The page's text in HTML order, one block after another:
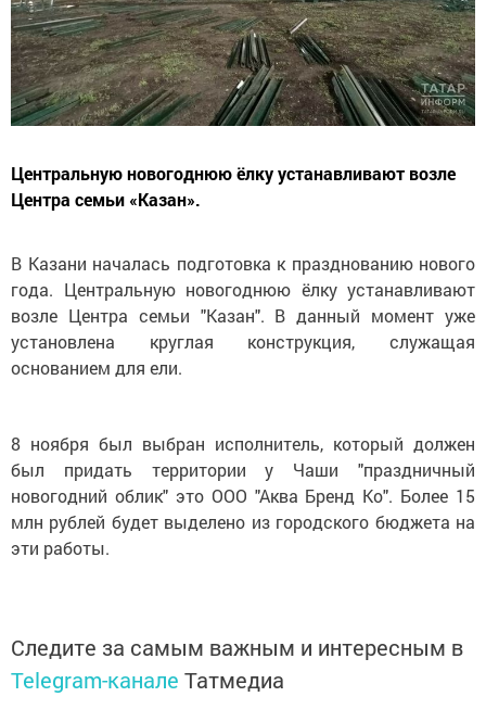
Центральную новогоднюю ёлку устанавливают возле
Центра семьи «Казан».
В Казани началась подготовка к празднованию нового
года. Центральную новогоднюю ёлку устанавливают
возле Центра семьи "Казан". В данный момент уже
установлена круглая конструкция, служащая
основанием для ели.
8 ноября был выбран исполнитель, который должен
был придать территории у Чаши "праздничный
новогодний облик" это ООО "Аква Бренд Ко". Более 15
млн рублей будет выделено из городского бюджета на
эти работы.
Следите за самым важным и интересным в
Telegram-канале Татмедиа